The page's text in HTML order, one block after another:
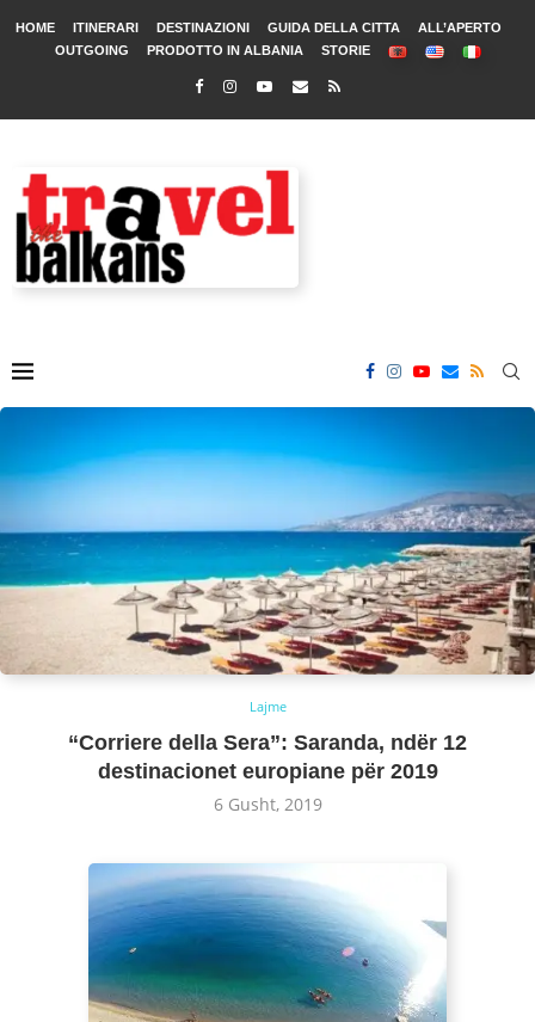
HOME ITINERARI DESTINAZIONI GUIDA DELLA CITTA
ALL’APERTO
OUTGOING
PRODOTTO IN ALBANIA STORIE
Lajme
“Corriere della Sera”: Saranda, ndër 12
destinacionet europiane për 2019
6 Gusht, 2019